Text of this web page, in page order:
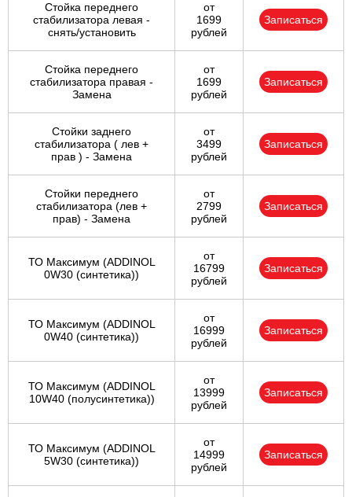
Стойка переднего
стабилизатора левая -
снять/установить
от
1699
рублей
Записаться
Стойка переднего
стабилизатора правая -
Замена
от
1699
рублей
Записаться
Стойки заднего
стабилизатора ( лев +
прав ) - Замена
от
3499
рублей
Записаться
Стойки переднего
стабилизатора (лев +
прав) - Замена
от
2799
рублей
Записаться
ТО Максимум (ADDINOL
0W30 (синтетика))
от
16799
рублей
Записаться
ТО Максимум (ADDINOL
0W40 (синтетика))
от
16999
рублей
Записаться
ТО Максимум (ADDINOL
10W40 (полусинтетика))
от
13999
рублей
Записаться
ТО Максимум (ADDINOL
5W30 (синтетика))
от
14999
рублей
Записаться